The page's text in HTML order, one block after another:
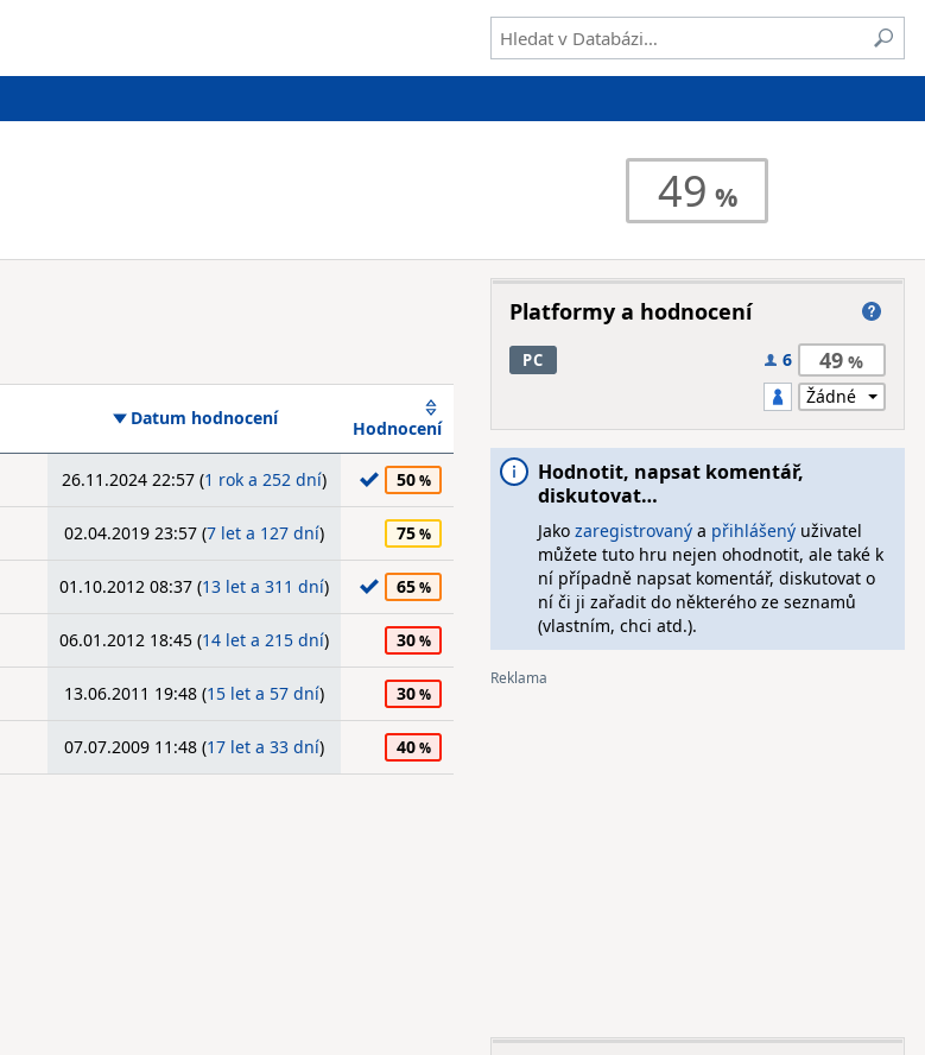
49
Datum hodnocení Hodnocení
26.11.2024 22:57 (1 rok a 252 dní) 50
02.04.2019 23:57 (7 let a 127 dní) 75
01.10.2012 08:37 (13 let a 311 dní) 65
06.01.2012 18:45 (14 let a 215 dní) 30
13.06.2011 19:48 (15 let a 57 dní) 30
07.07.2009 11:48 (17 let a 33 dní) 40
Platformy a hodnocení
PC 6 49
Hodnotit, napsat komentář,
diskutovat…
Jako zaregistrovanýa přihlášenýuživatel
můžete tuto hru nejen ohodnotit, ale také k
ní případně napsat komentář, diskutovat o
ní či ji zařadit do některého ze seznamů
(vlastním, chci atd.).